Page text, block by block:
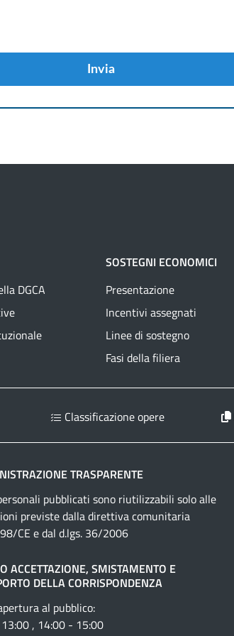
Invia
DGCA
SOSTEGNI ECONOMICI
Presentazione
Incentivi assegnati
Linee di sostegno
Fasi della filiera
Classificazione opere
TRASPARENTE
pubblicati sono riutilizzabili solo alle
previste dalla direttiva comunitaria
CE e dal d.lgs. 36/2006
ACCETTAZIONE, SMISTAMENTO E
DELLA CORRISPONDENZA
al pubblico:
, 14:00 - 15:00